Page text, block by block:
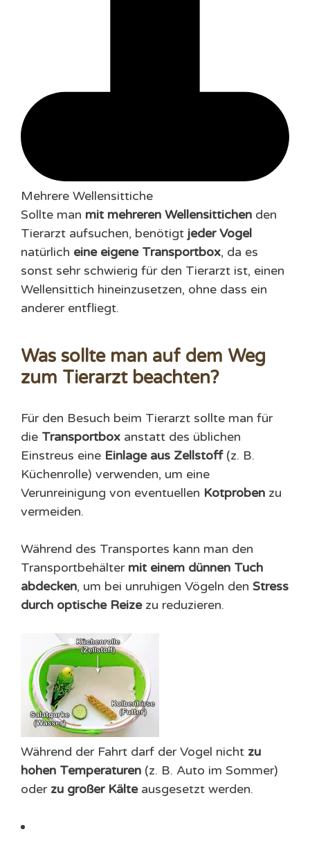
Mehrere Wellensittiche
Sollte man mit mehreren Wellensittichen den
Tierarzt aufsuchen, benötigt jeder Vogel
natürlich eine eigene Transportbox, da es
sonst sehr schwierig für den Tierarzt ist, einen
Wellensittich hineinzusetzen, ohne dass ein
anderer entfliegt.
Was sollte man auf dem Weg
zum Tierarzt beachten?
Für den Besuch beim Tierarzt sollte man für
die Transportbox anstatt des üblichen
Einstreus eine Einlage aus Zellstoff(z. B.
Küchenrolle) verwenden, um eine
Verunreinigung von eventuellen Kotproben zu
vermeiden.
Während des Transportes kann man den
Transportbehälter mit einem dünnen Tuch
abdecken, um bei unruhigen Vögeln den Stress
durch optische Reizezu reduzieren.
Während der Fahrt darf der Vogel nicht zu
hohen Temperaturen (z. B. Auto im Sommer)
oder zu großer Kälteausgesetzt werden.